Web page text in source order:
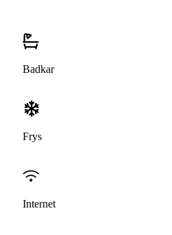
Badkar
Frys
Internet